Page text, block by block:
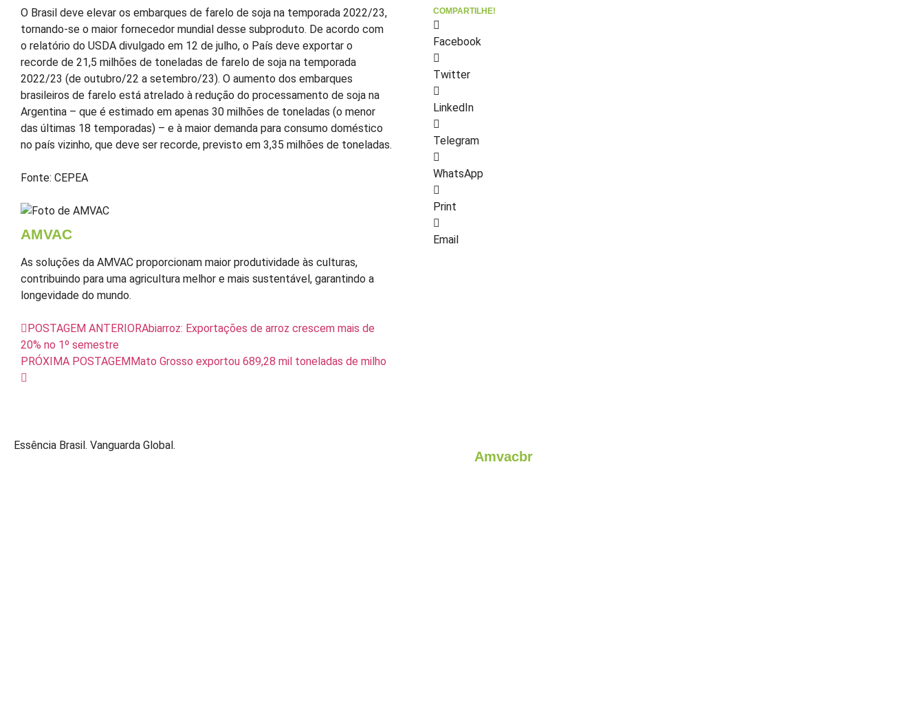
O Brasil deve elevar os embarques de farelo de soja na temporada 2022/23,
tornando-se o maior fornecedor mundial desse subproduto. De acordo com
o relatório do USDA divulgado em 12 de julho, o País deve exportar o
recorde de 21,5 milhões de toneladas de farelo de soja na temporada
2022/23 (de outubro/22 a setembro/23). O aumento dos embarques
brasileiros de farelo está atrelado à redução do processamento de soja na
Argentina – que é estimado em apenas 30 milhões de toneladas (o menor
das últimas 18 temporadas) – e à maior demanda para consumo doméstico
no país vizinho, que deve ser recorde, previsto em 3,35 milhões de toneladas.
Fonte: CEPEA
AMVAC
As soluções da AMVAC proporcionam maior produtividade às culturas,
contribuindo para uma agricultura melhor e mais sustentável, garantindo a
longevidade do mundo.
POSTAGEM ANTERIORAbiarroz: Exportações de arroz crescem mais de
20% no 1º semestre
PRÓXIMA POSTAGEMMato Grosso exportou 689,28 mil toneladas de milho
COMPARTILHE!
Facebook
Twitter
LinkedIn
Telegram
WhatsApp
Print
Email
Essência Brasil. Vanguarda Global.
Amvacbr